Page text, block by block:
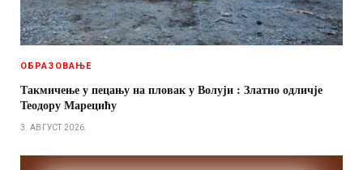
ОБРАЗОВАЊЕ
Такмичење у пецању на пловак у Волуји : Златно одличје
Теодору Марецићу
3. АВГУСТ 2026.